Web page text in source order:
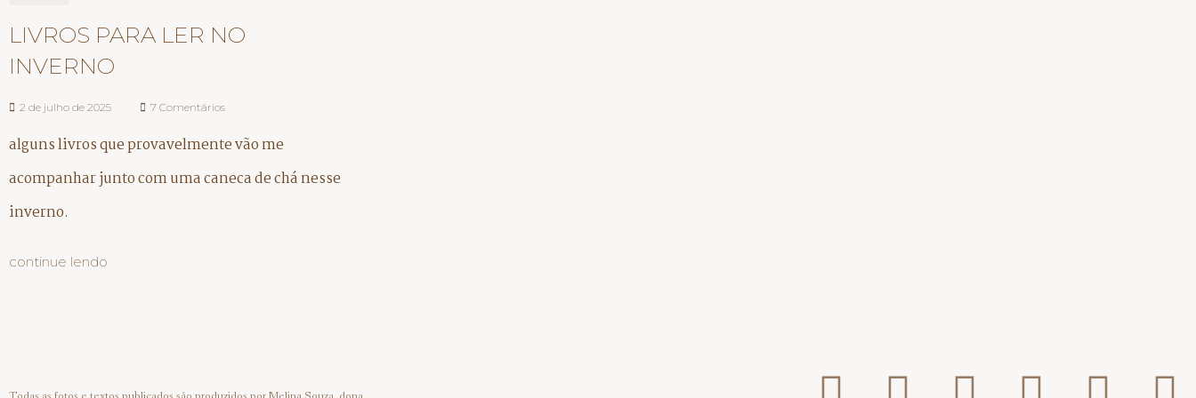
LIVROS PARA LER NO
INVERNO
2 de julho de 2025 7 Comentários
alguns livros que provavelmente vão me
acompanhar junto com uma caneca de chá nesse
inverno.
continue lendo